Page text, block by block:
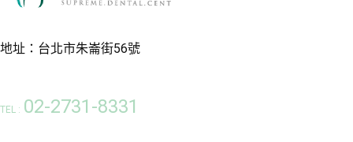
地址：台北市朱崙街56號
TEL : 02-2731-8331